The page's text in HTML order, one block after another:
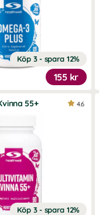
Köp 3 - spara 12%
155 kr
55+
Köp 3 - spara 12%
4.6